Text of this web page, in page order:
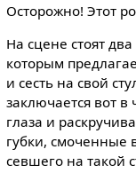
Осторожно! Этот
На сцене стоят
которым
и сесть на свой
заключается вот
глаза и
губки, смоченные
севшего на такой